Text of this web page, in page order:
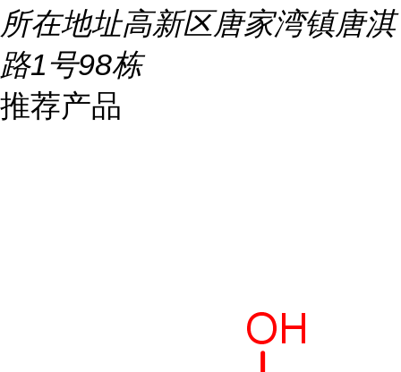
所在地址高新区唐家湾镇唐淇
路1号98栋
推荐产品